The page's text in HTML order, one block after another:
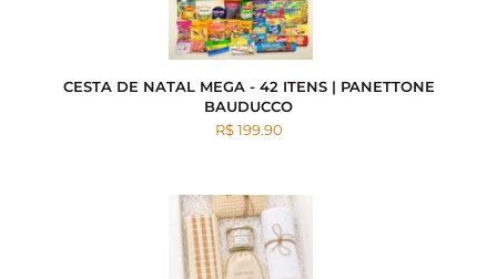
CESTA DE NATAL MEGA - 42 ITENS | PANETTONE
BAUDUCCO
R$ 199.90